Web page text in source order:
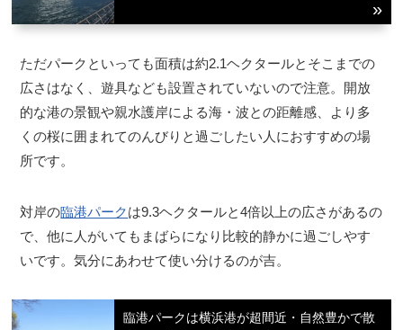
ただパークといっても面積は約2.1ヘクタールとそこまでの
広さはなく、遊具なども設置されていないので注意。開放
的な港の景観や親水護岸による海・波との距離感、より多
くの桜に囲まれてのんびりと過ごしたい人におすすめの場
所です。
対岸の臨港パークは9.3ヘクタールと4倍以上の広さがあるの
で、他に人がいてもまばらになり比較的静かに過ごしやす
いです。気分にあわせて使い分けるのが吉。
臨港パークは横浜港が超間近・自然豊かで散